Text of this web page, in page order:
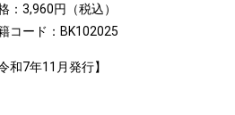
：3,960円（税込）
コード：BK102025
令和7年11月発行】